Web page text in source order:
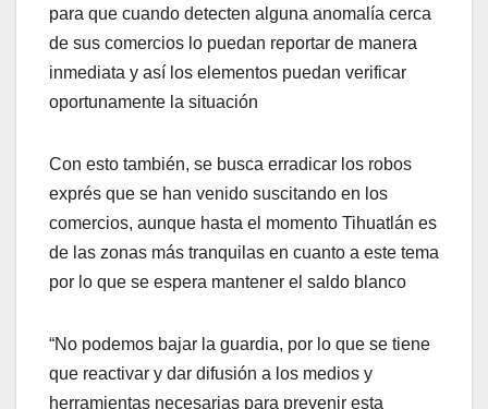
para que cuando detecten alguna anomalía cerca
de sus comercios lo puedan reportar de manera
inmediata y así los elementos puedan verificar
oportunamente la situación
Con esto también, se busca erradicar los robos
exprés que se han venido suscitando en los
comercios, aunque hasta el momento Tihuatlán es
de las zonas más tranquilas en cuanto a este tema
por lo que se espera mantener el saldo blanco
“No podemos bajar la guardia, por lo que se tiene
que reactivar y dar difusión a los medios y
herramientas necesarias para prevenir esta